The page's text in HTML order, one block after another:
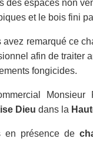
des espaces non
et le bois fini
avez remarqué ce
afin de traiter
fongicides.
Dieu dans la
en présence de